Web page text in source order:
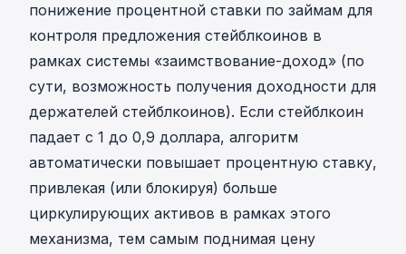
понижение процентной ставки по займам для
контроля предложения стейблкоинов в
рамках системы «заимствование-доход» (по
сути, возможность получения доходности для
держателей стейблкоинов). Если стейблкоин
падает с 1 до 0,9 доллара, алгоритм
автоматически повышает процентную ставку,
привлекая (или блокируя) больше
циркулирующих активов в рамках этого
механизма, тем самым поднимая цену